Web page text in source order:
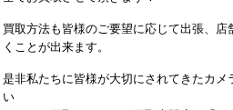
買取方法も皆様のご要望に応じて出張、
くことが出来ます。
是非私たちに皆様が大切にされてきたカメ
い